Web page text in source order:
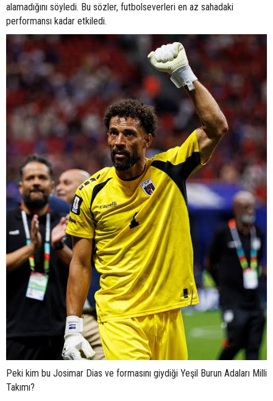
alamadığını söyledi. Bu sözler, futbolseverleri en az sahadaki
performansı kadar etkiledi.
Peki kim bu Josimar Dias ve formasını giydiği Yeşil Burun Adaları Milli
Takımı?